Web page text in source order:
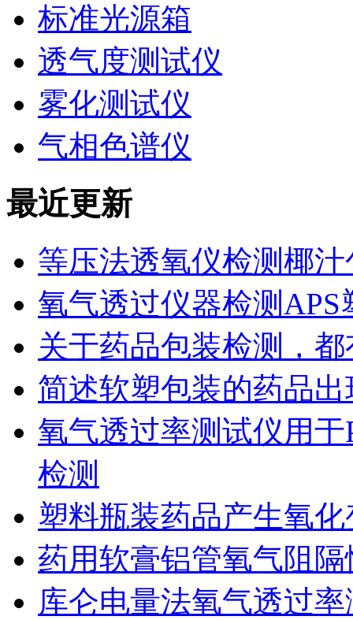
标准光源箱
透气度测试仪
雾化测试仪
气相色谱仪
最近更新
等压法透氧仪检测椰
氧气透过仪器检测
关于药品包装检测，
简述软塑包装的药品
氧气透过率测试仪用
检测
塑料瓶装药品产生氧
药用软膏铝管氧气阻
库仑电量法氧气透过